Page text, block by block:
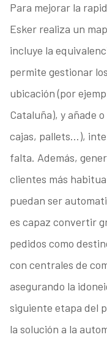
Para mejorar la
Esker realiza un
incluye la
permite gestionar
ubicación (por
Cataluña), y añade
cajas, pallets…),
falta. Además,
clientes más
puedan ser
es capaz convertir
pedidos como
con centrales de
asegurando la
siguiente etapa del
la solución a la